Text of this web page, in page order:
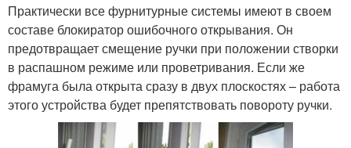
Практически все фурнитурные системы имеют в своем
составе блокиратор ошибочного открывания. Он
предотвращает смещение ручки при положении створки
в распашном режиме или проветривания. Если же
фрамуга была открыта сразу в двух плоскостях – работа
этого устройства будет препятствовать повороту ручки.